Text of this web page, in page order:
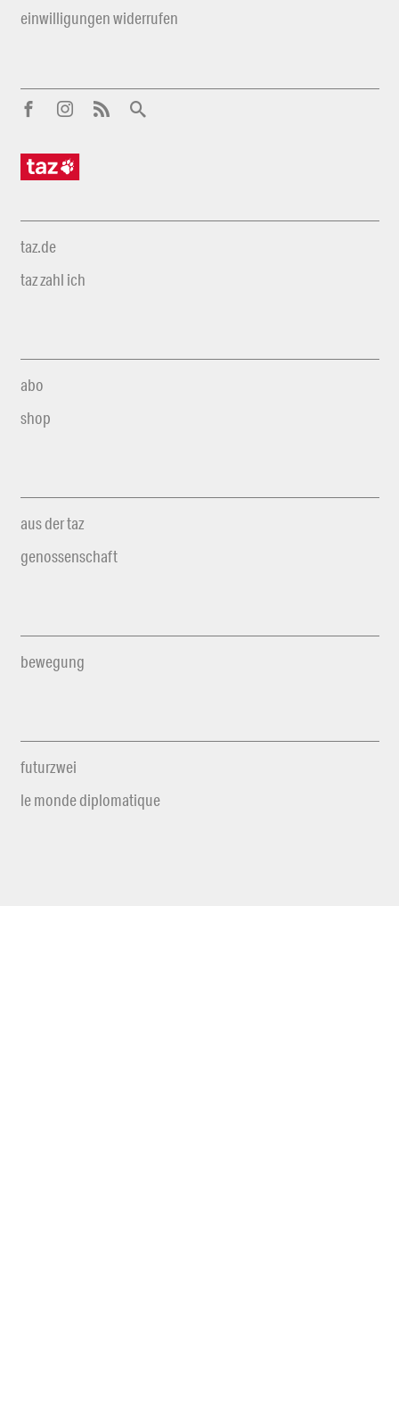
einwilligungen widerrufen
taz.de
taz zahl ich
abo
shop
aus der taz
genossenschaft
bewegung
futurzwei
le monde diplomatique